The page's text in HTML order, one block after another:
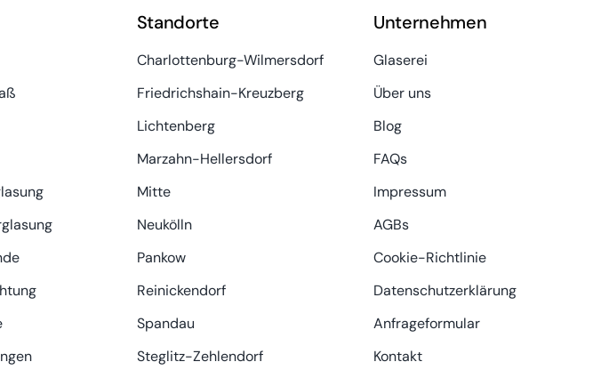
Standorte
Charlottenburg-Wilmersdorf
Friedrichshain-Kreuzberg
Lichtenberg
Marzahn-Hellersdorf
Mitte
Neukölln
Pankow
Reinickendorf
Spandau
Steglitz-Zehlendorf
Unternehmen
Glaserei
Über uns
Blog
FAQs
Impressum
AGBs
Cookie-Richtlinie
Datenschutzerklärung
Anfrageformular
Kontakt